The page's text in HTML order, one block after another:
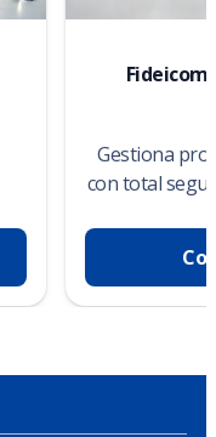
Gestiona
con total